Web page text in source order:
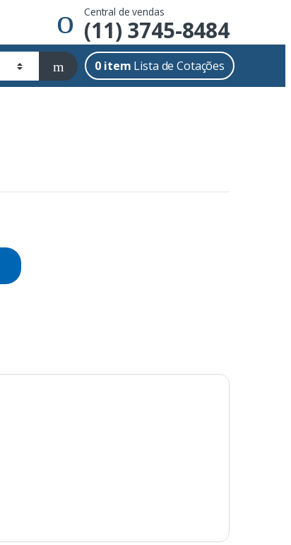
Central de vendas
(11) 3745-8484
0 item Lista de Cotações